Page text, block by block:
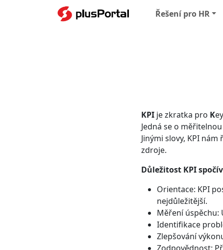
Řešení pro HR
KPI je zkratka pro Key
Jedná se o
Jinými slovy, KPI
zdroje.
Důležitost KPI
Orientace: KPI
nejdůležitější.
Měření
Identifikace
Zlepšování